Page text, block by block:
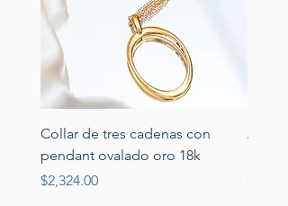
Collar de tres cadenas con
pendant ovalado oro 18k
Price
$2,324.00
Price
$389.00